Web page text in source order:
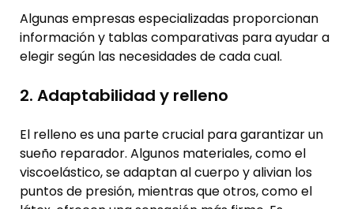
Algunas empresas especializadas proporcionan
información y tablas comparativas para ayudar a
elegir según las necesidades de cada cual.
2. Adaptabilidad y relleno
El relleno es una parte crucial para garantizar un
sueño reparador. Algunos materiales, como el
viscoelástico, se adaptan al cuerpo y alivian los
puntos de presión, mientras que otros, como el